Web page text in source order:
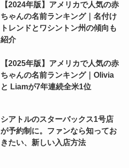
【2024年版】アメリカで人気の赤
ちゃんの名前ランキング｜名付け
トレンドとワシントン州の傾向も
紹介
【2025年版】アメリカで人気の赤
ちゃんの名前ランキング｜Olivia
と Liamが7年連続全米1位
シアトルのスターバックス1号店
が予約制に。ファンなら知ってお
きたい、新しい入店方法